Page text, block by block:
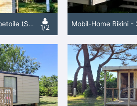
Cabane Sur Pilotis Campetoile (Sans Sanitaires Privatifs) -10 M² - 1 Chambre 1/2